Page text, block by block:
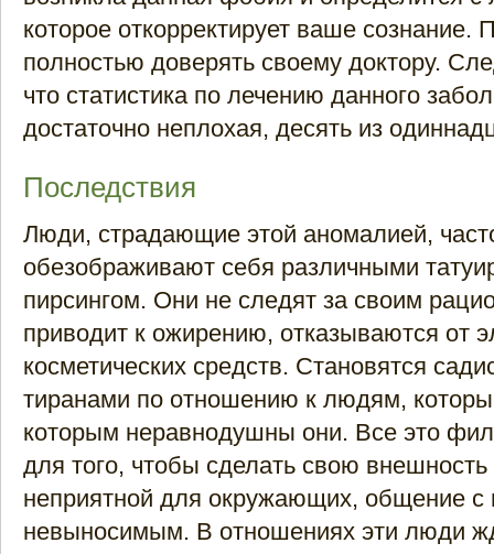
которое откорректирует ваше сознание.
полностью доверять своему доктору.
что статистика по лечению данного
достаточно неплохая, десять из
Последствия
Люди, страдающие этой аномалией,
обезображивают себя различными
пирсингом. Они не следят за своим
приводит к ожирению, отказываются от
косметических средств. Становятся
тиранами по отношению к людям,
которым неравнодушны они. Все это
для того, чтобы сделать свою
неприятной для окружающих, общение с
невыносимым. В отношениях эти люди